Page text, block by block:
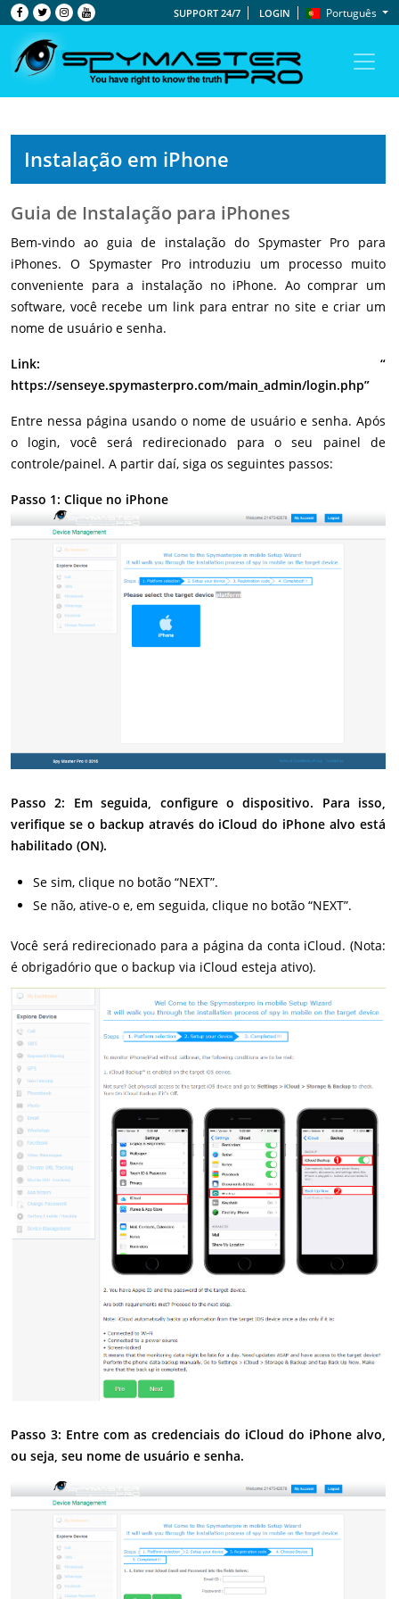
SUPPORT 24/7 LOGIN Português
Instalação em iPhone
Guia de Instalação para iPhones
Bem-vindo ao guia de instalação do Spymaster Pro para
iPhones. O Spymaster Pro introduziu um processo muito
conveniente para a instalação no iPhone. Ao comprar um
software, você recebe um link para entrar no site e criar um
nome de usuário e senha.
Link: “
https://senseye.spymasterpro.com/main_admin/login.php”
Entre nessa página usando o nome de usuário e senha. Após
o login, você será redirecionado para o seu painel de
controle/painel. A partir daí, siga os seguintes passos:
Passo 1: Clique no iPhone
Passo 2: Em seguida, configure o dispositivo. Para isso,
verifique se o backup através do iCloud do iPhone alvo está
habilitado (ON).
Se sim, clique no botão “NEXT”.
Se não, ative-o e, em seguida, clique no botão “NEXT”.
Você será redirecionado para a página da conta iCloud. (Nota:
é obrigadório que o backup via iCloud esteja ativo).
Passo 3: Entre com as credenciais do iCloud do iPhone alvo,
ou seja, seu nome de usuário e senha.